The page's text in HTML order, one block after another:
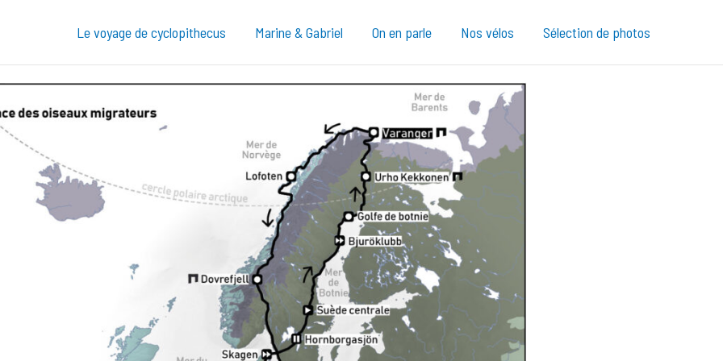
Le voyage de cyclopithecus Marine & Gabriel On en parle Nos vélos Sélection de photos